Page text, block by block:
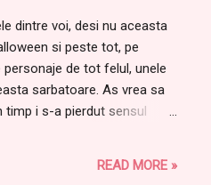
dintre voi, desi nu aceasta
si peste tot, pe
de tot felul, unele
sarbatoare. As vrea sa
timp i s-a pierdut sensul
din Statele Unite ale
READ MORE »